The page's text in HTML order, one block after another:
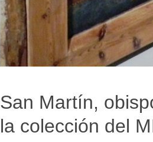
San Martín,
la colección del